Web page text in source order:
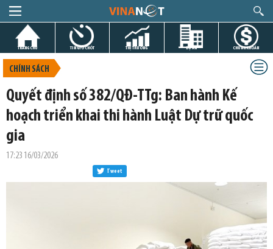
TRANG CHỦ TIN GIỜ CHÓT THỊ TRƯỜNG DỰ ÁN CHỨNG KHOÁN
CHÍNH SÁCH
Quyết định số 382/QĐ-TTg: Ban hành Kế
hoạch triển khai thi hành Luật Dự trữ quốc
gia
17:23 16/03/2026
Tweet